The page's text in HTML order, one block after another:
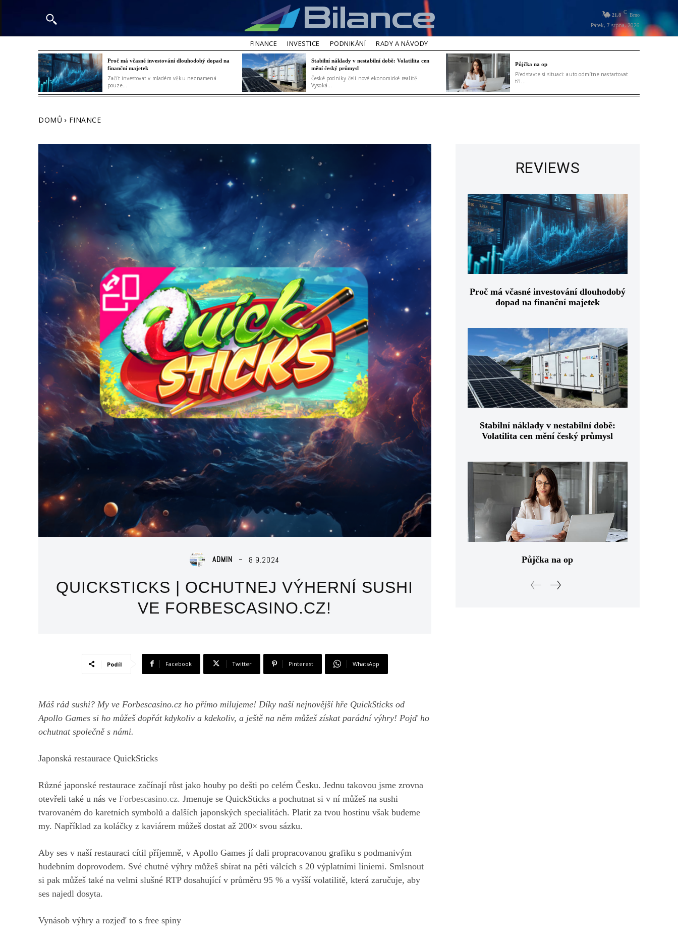
Bilance 21.8
C
Brno
Pátek, 7 srpna, 2026
FINANCE INVESTICE PODNIKÁNÍ RADY A NÁVODY
Proč má včasné investování dlouhodobý dopad na
finanční majetek
Začít investovat v mladém věku neznamená
pouze...
Stabilní náklady v nestabilní době: Volatilita cen
mění český průmysl
České podniky čelí nové ekonomické realitě.
Vysoká...
Půjčka na op
Představte si situaci: auto odmítne nastartovat
tři...
DOMŮ FINANCE
ADMIN 8.9.2024
QUICKSTICKS | OCHUTNEJ VÝHERNÍ SUSHI
VE FORBESCASINO.CZ!
Podíl Facebook Twitter Pinterest WhatsApp
Máš rád sushi? My ve Forbescasino.cz ho přímo milujeme! Díky naší nejnovější hře QuickSticks od
Apollo Games si ho můžeš dopřát kdykoliv a kdekoliv, a ještě na něm můžeš získat parádní výhry! Pojď ho
ochutnat společně s námi.
Japonská restaurace QuickSticks
Různé japonské restaurace začínají růst jako houby po dešti po celém Česku. Jednu takovou jsme zrovna
otevřeli také u nás ve Forbescasino.cz. Jmenuje se QuickSticks a pochutnat si v ní můžeš na sushi
tvarovaném do karetních symbolů a dalších japonských specialitách. Platit za tvou hostinu však budeme
my. Například za koláčky z kaviárem můžeš dostat až 200× svou sázku.
Aby ses v naší restauraci cítil příjemně, v Apollo Games jí dali propracovanou grafiku s podmanivým
hudebním doprovodem. Své chutné výhry můžeš sbírat na pěti válcích s 20 výplatními liniemi. Smlsnout
si pak můžeš také na velmi slušné RTP dosahující v průměru 95 % a vyšší volatilitě, která zaručuje, aby
ses najedl dosyta.
Vynásob výhry a rozjeď to s free spiny
REVIEWS
Proč má včasné investování dlouhodobý
dopad na finanční majetek
Stabilní náklady v nestabilní době:
Volatilita cen mění český průmysl
Půjčka na op